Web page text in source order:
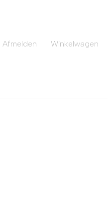
Afmelden Winkelwagen